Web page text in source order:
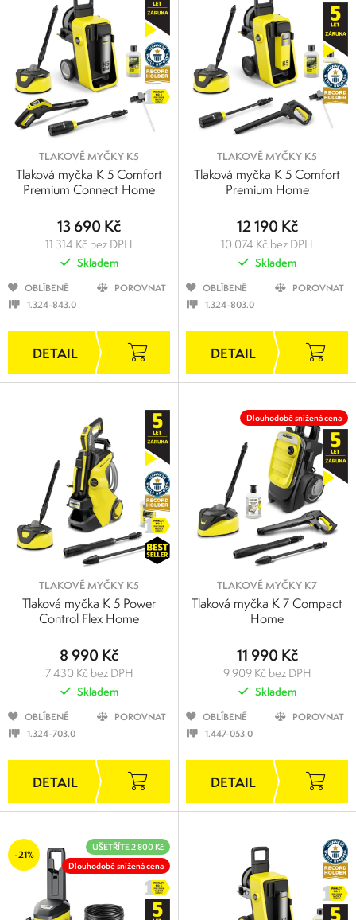
TLAKOVÉ MYČKY K5
Tlaková myčka K 5 Comfort
Premium Connect Home
13 690 Kč
11 314 Kč bez DPH
Skladem
OBLÍBENÉ
POROVNAT
1.324-843.0
TLAKOVÉ MYČKY K5
Tlaková myčka K 5 Comfort
Premium Home
12 190 Kč
10 074 Kč bez DPH
Skladem
OBLÍBENÉ
POROVNAT
1.324-803.0
TLAKOVÉ MYČKY K5
Tlaková myčka K 5 Power
Control Flex Home
8 990 Kč
7 430 Kč bez DPH
Skladem
OBLÍBENÉ
POROVNAT
1.324-703.0
Dlouhodobě snížená cena
TLAKOVÉ MYČKY K7
Tlaková myčka K 7 Compact
Home
11 990 Kč
9 909 Kč bez DPH
Skladem
OBLÍBENÉ
POROVNAT
1.447-053.0
-21%
UŠETŘÍTE 2 800 Kč
Dlouhodobě snížená cena